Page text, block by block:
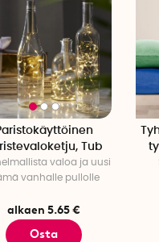
Tub
valoa ja uusi
vanhalle pullolle
alkaen 5.65 €
Osta